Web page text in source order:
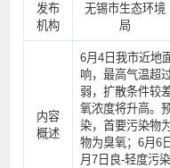
发布
机构
无锡市生态环境
局
内容
概述
6月4日我市近地
响，最高气温超
弱，扩散条件较
氧浓度将升高。
染，首要污染物
物为臭氧；6月6
月7日良-轻度污